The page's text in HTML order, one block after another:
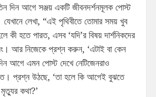
দিন আগে সঞ্জয় একটি জীবনদর্শনমূলক পোস্ট
যেখানে লেখা, “এই পৃথিবীতে তোমার সময় খুব
কী হতে পারত, এসব ‘যদি’র বিষয় দার্শনিকদের
আর নিজেকে প্রশ্ন করুন, ‘এটাই বা কেন
আগে এমন পোস্ট দেখে নেটিজেনরাও
প্রশ্ন উঠছে, ‘তা হলে কি আগেই বুঝতে
মৃত্যুর কথা?’